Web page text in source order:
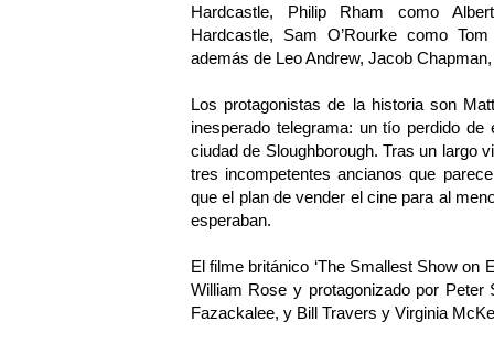
Hardcastle, Philip Rham como
Hardcastle, Sam O’Rourke como
además de Leo Andrew, Jacob
Los protagonistas de la historia son
inesperado telegrama: un tío perdido
ciudad de Sloughborough. Tras un largo
tres incompetentes ancianos que
que el plan de vender el cine para al
esperaban.
El filme británico ‘The Smallest Show on
William Rose y protagonizado por
Fazackalee, y Bill Travers y Virginia